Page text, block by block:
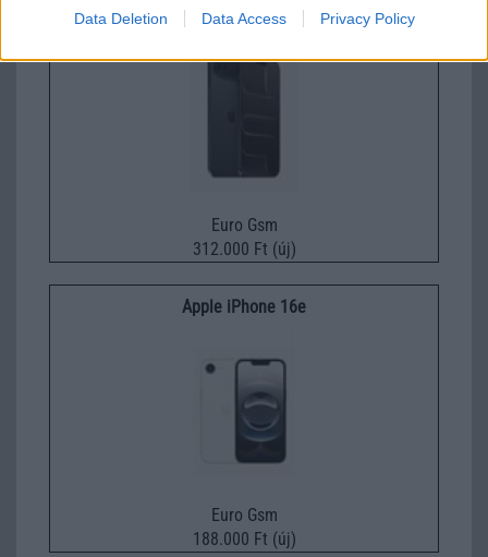
Data Deletion Data Access Privacy Policy
Apple iPhone Air
Euro Gsm
312.000 Ft (új)
Apple iPhone 16e
Euro Gsm
188.000 Ft (új)